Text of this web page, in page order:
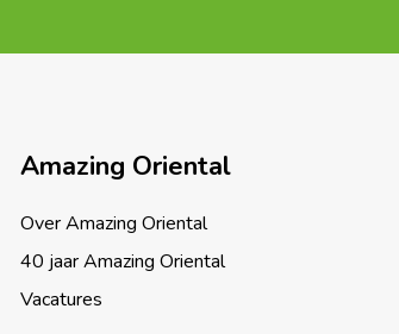
Amazing Oriental
Over Amazing Oriental
40 jaar Amazing Oriental
Vacatures